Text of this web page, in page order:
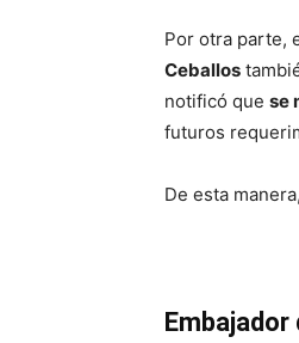
Por otra parte,
Ceballos
notificó que se
futuros
De esta manera,
Embajador